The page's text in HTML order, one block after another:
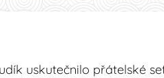
uskutečnilo přátelské